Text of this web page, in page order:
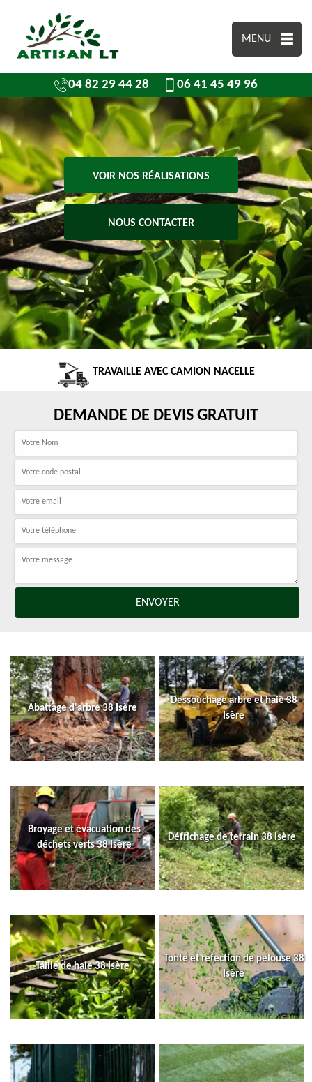
MENU
04 82 29 44 28 06 41 45 49 96
VOIR NOS RÉALISATIONS
NOUS CONTACTER
TRAVAILLE AVEC CAMION NACELLE
DEMANDE DE DEVIS GRATUIT
Abattage d'arbre 38 Isère
Dessouchage arbre et haie 38
Isère
Broyage et évacuation des
déchets verts 38 Isère
Défrichage de terrain 38 Isère
Taille de haie 38 Isère
Tonte et réfection de pelouse 38
Isère